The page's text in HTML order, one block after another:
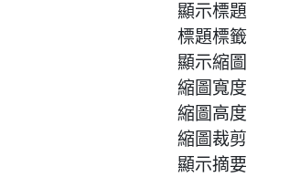
顯示標題
標題標籤
顯示縮圖
縮圖寬度
縮圖高度
縮圖裁剪
顯示摘要